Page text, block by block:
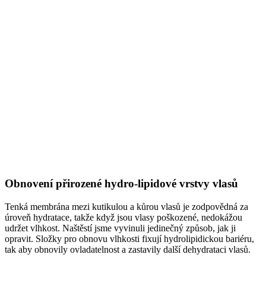
Obnovení přirozené hydro-lipidové vrstvy vlasů
Tenká membrána mezi kutikulou a kůrou vlasů je zodpovědná za
úroveň hydratace, takže když jsou vlasy poškozené, nedokážou
udržet vlhkost. Naštěstí jsme vyvinuli jedinečný způsob, jak ji
opravit. Složky pro obnovu vlhkosti fixují hydrolipidickou bariéru,
tak aby obnovily ovladatelnost a zastavily další dehydrataci vlasů.